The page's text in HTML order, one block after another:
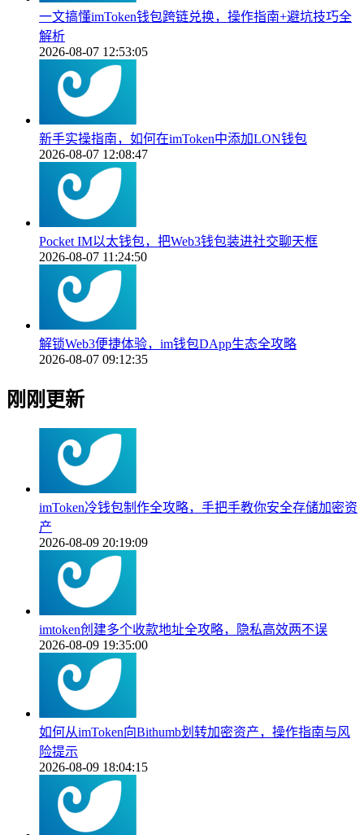
一文搞懂imToken钱包跨链兑换，操作指南+避坑技巧全
解析
2026-08-07 12:53:05
新手实操指南，如何在imToken中添加LON钱包
2026-08-07 12:08:47
Pocket IM以太钱包，把Web3钱包装进社交聊天框
2026-08-07 11:24:50
解锁Web3便捷体验，im钱包DApp生态全攻略
2026-08-07 09:12:35
刚刚更新
imToken冷钱包制作全攻略，手把手教你安全存储加密资
产
2026-08-09 20:19:09
imtoken创建多个收款地址全攻略，隐私高效两不误
2026-08-09 19:35:00
如何从imToken向Bithumb划转加密资产，操作指南与风
险提示
2026-08-09 18:04:15